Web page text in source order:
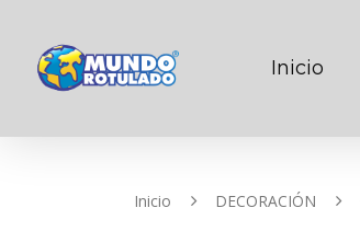
Inicio
Inicio DECORACIÓN